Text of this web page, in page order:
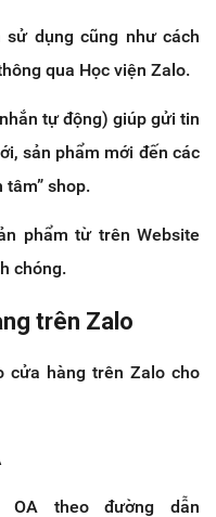
dụng cũng như cách
qua Học viện Zalo.
tự động) giúp gửi tin
sản phẩm mới đến các
tâm” shop.
phẩm từ trên Website
chóng.
trên Zalo
cửa hàng trên Zalo cho
theo đường dẫn